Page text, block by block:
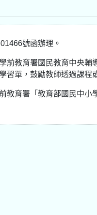
號函辦理。
前教育署國民教育中央
習單，鼓勵教師透過課程
教育署「教育部國民中小